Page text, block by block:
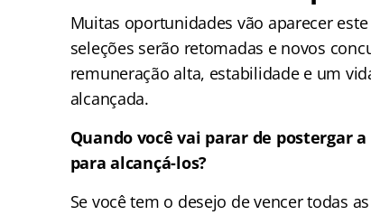
Muitas oportunidades vão aparecer
seleções serão retomadas e novos
remuneração alta, estabilidade e um
alcançada.
Quando você vai parar de postergar
para alcançá-los?
Se você tem o desejo de vencer todas